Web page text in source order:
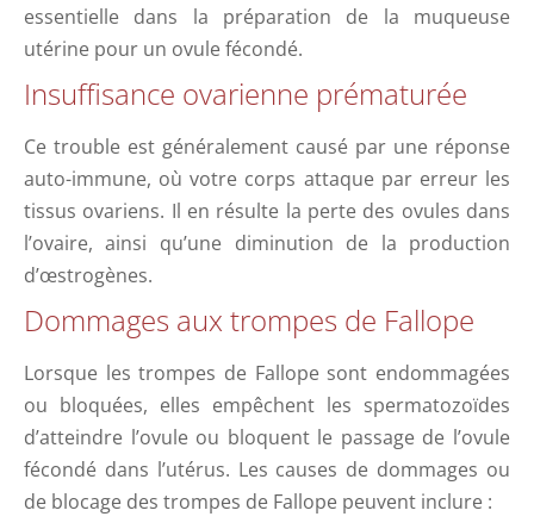
essentielle dans la préparation de la muqueuse
utérine pour un ovule fécondé.
Insuffisance ovarienne prématurée
Ce trouble est généralement causé par une réponse
auto-immune, où votre corps attaque par erreur les
tissus ovariens. Il en résulte la perte des ovules dans
l’ovaire, ainsi qu’une diminution de la production
d’œstrogènes.
Dommages aux trompes de Fallope
Lorsque les trompes de Fallope sont endommagées
ou bloquées, elles empêchent les spermatozoïdes
d’atteindre l’ovule ou bloquent le passage de l’ovule
fécondé dans l’utérus. Les causes de dommages ou
de blocage des trompes de Fallope peuvent inclure :